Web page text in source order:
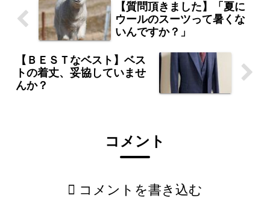
【質問頂きました】「夏に
ウールのスーツって暑くな
いんですか？」
【ＢＥＳＴなベスト】ベス
トの着丈、妥協していませ
んか？
コメント
コメントを書き込む